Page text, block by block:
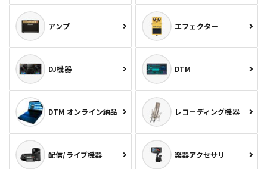
アンプ エフェクター
DJ機器 DTM
DTM オンライン納品 レコーディング機器
配信/ライブ機器 楽器アクセサリ